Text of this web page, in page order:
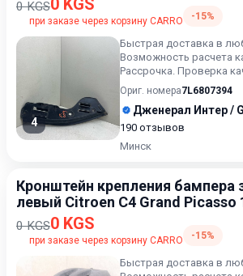
0 KGS0 KGS
при заказе через корзину CARRO -15%
4
Быстрая доставка в
Возможность расчета
Рассрочка. Проверка
сообщения ( или
Ориг. номера7L6807394
Дженерал Интер /
190 отзывов
Минск
Кронштейн крепления бампера
левый Citroen C4 Grand Picasso
поколение 2006-2013
0 KGS0 KGS
при заказе через корзину CARRO -15%
Быстрая доставка в